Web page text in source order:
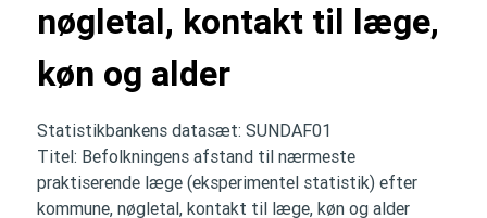
nøgletal, kontakt til læge,
køn og alder
Statistikbankens datasæt: SUNDAF01
Titel: Befolkningens afstand til nærmeste
praktiserende læge (eksperimentel statistik) efter
kommune, nøgletal, kontakt til læge, køn og alder